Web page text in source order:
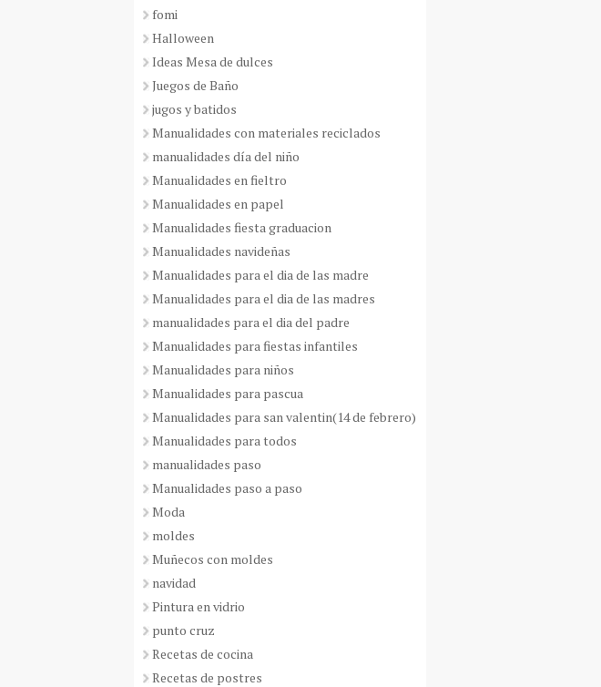
fomi
Halloween
Ideas Mesa de dulces
Juegos de Baño
jugos y batidos
Manualidades con materiales reciclados
manualidades día del niño
Manualidades en fieltro
Manualidades en papel
Manualidades fiesta graduacion
Manualidades navideñas
Manualidades para el dia de las madre
Manualidades para el dia de las madres
manualidades para el dia del padre
Manualidades para fiestas infantiles
Manualidades para niños
Manualidades para pascua
Manualidades para san valentin(14 de febrero)
Manualidades para todos
manualidades paso
Manualidades paso a paso
Moda
moldes
Muñecos con moldes
navidad
Pintura en vidrio
punto cruz
Recetas de cocina
Recetas de postres